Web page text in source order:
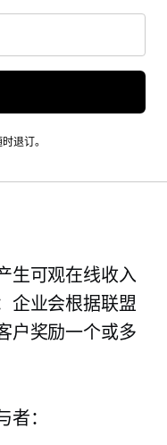
退订。
生可观在线收入
企业会根据联盟
户奖励一个或多
：